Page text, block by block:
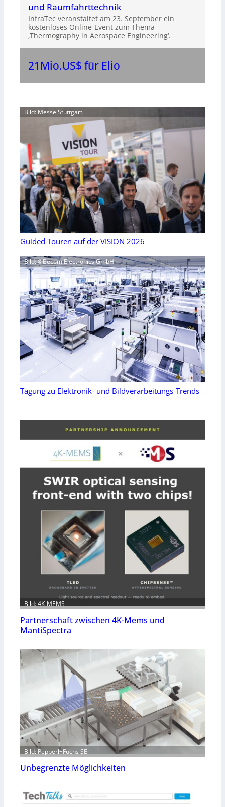
und Raumfahrttechnik
InfraTec veranstaltet am 23. September ein
kostenloses Online-Event zum Thema
‚Thermography in Aerospace Engineering‘.
21Mio.US$ für Elio
Bild: Messe Stuttgart
Guided Touren auf der VISION 2026
Bild: ©Becom Electronics GmbH
Tagung zu Elektronik- und Bildverarbeitungs-Trends
Bild: 4K-MEMS
Partnerschaft zwischen 4K-Mems und
MantiSpectra
Bild: Pepperl+Fuchs SE
Unbegrenzte Möglichkeiten